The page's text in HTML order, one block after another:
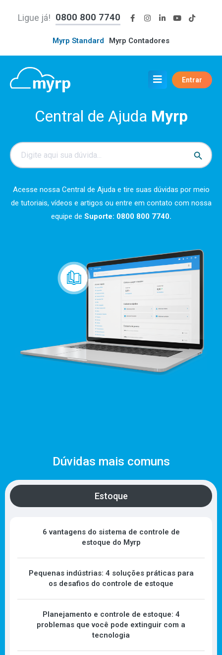
Ligue já! 0800 800 7740
Myrp Standard Myrp Contadores
Entrar
Central de Ajuda Myrp
Search
for:
Search Button
Acesse nossa Central de Ajuda e tire suas dúvidas por meio
de tutoriais, vídeos e artigos ou entre em contato com nossa
equipe de Suporte: 0800 800 7740.
Dúvidas mais comuns
Estoque
6 vantagens do sistema de controle de
estoque do Myrp
Pequenas indústrias: 4 soluções práticas para
os desafios do controle de estoque
Planejamento e controle de estoque: 4
problemas que você pode extinguir com a
tecnologia